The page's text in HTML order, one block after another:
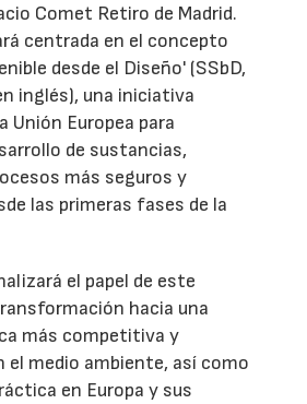
Comet Retiro de Madrid.
centrada en el concepto
desde el Diseño' (SSbD,
inglés), una iniciativa
Unión Europea para
de sustancias,
más seguros y
las primeras fases de la
el papel de este
hacia una
más competitiva y
el medio ambiente, así como
en Europa y sus